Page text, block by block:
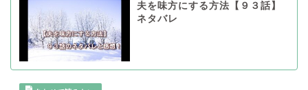
夫を味方にする方法【９３話】
ネタバレ